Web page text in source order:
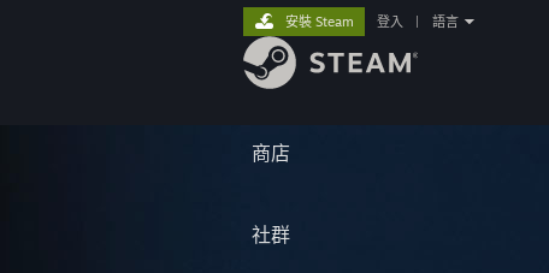
商店
社群
安裝 Steam 登入 語言